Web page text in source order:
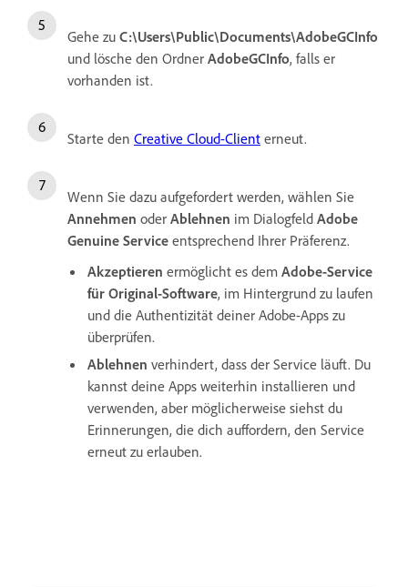
Gehe zu C:\Users\Public\Documents\AdobeGCInfo
und lösche den Ordner AdobeGCInfo, falls er
vorhanden ist.
Starte den Creative Cloud-Client erneut.
Wenn Sie dazu aufgefordert werden, wählen Sie
Annehmen oder Ablehnen im Dialogfeld Adobe
Genuine Service entsprechend Ihrer Präferenz.
Akzeptieren ermöglicht es dem Adobe-Service
für Original-Software, im Hintergrund zu laufen
und die Authentizität deiner Adobe-Apps zu
überprüfen.
Ablehnen verhindert, dass der Service läuft. Du
kannst deine Apps weiterhin installieren und
verwenden, aber möglicherweise siehst du
Erinnerungen, die dich auffordern, den Service
erneut zu erlauben.